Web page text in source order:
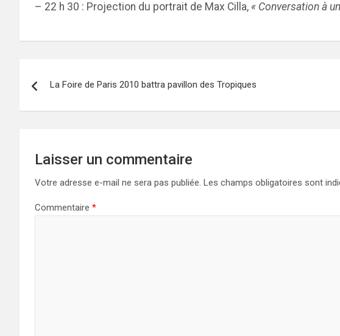
– 22 h 30 : Projection du portrait de Max Cilla, « Conversation à
de
La Foire de Paris 2010 battra pavillon des Tropiques
Laisser un commentaire
Votre adresse e-mail ne sera pas publiée. Les champs obligatoires sont
Commentaire *